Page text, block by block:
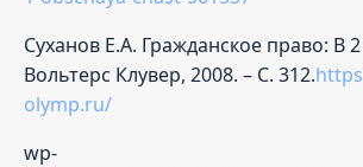
Суханов Е.А. Гражданское право: В 2
Вольтерс Клувер, 2008. – С. 312.
olymp.ru/
wp-